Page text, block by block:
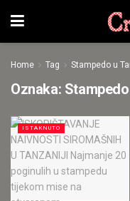
Home Tag Stampedo u
Oznaka:
ISTAKNUTO